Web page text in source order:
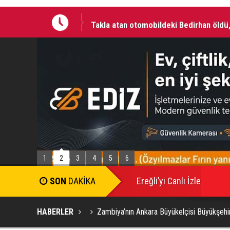
Takla atan otomobildeki Bedirhan
1 2 3 4 5 6
SON DAKİKA Ereğli’yi Canlı İzle
HABERLER Zambiya’nın Ankara Büyükelçisi